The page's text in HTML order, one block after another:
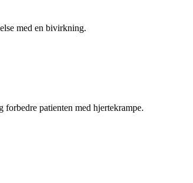
med en bivirkning.
patienten med hjertekrampe.